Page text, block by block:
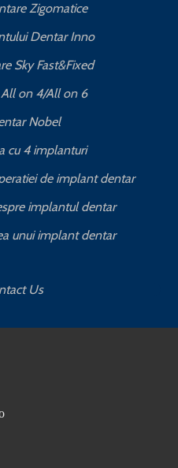
Zigomatice
Dentar Inno
Sky Fast&Fixed
on 4/All on 6
Nobel
cu 4 implanturi
de implant dentar
implantul dentar
unui implant dentar
Us